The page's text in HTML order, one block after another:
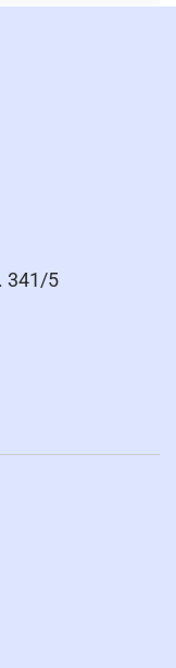
341/5